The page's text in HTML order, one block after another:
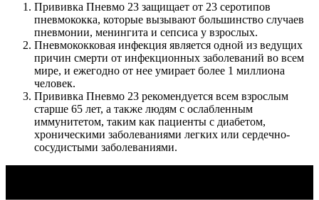
Прививка Пневмо 23 защищает от 23 серотипов
пневмококка, которые вызывают большинство случаев
пневмонии, менингита и сепсиса у взрослых.
Пневмококковая инфекция является одной из ведущих
причин смерти от инфекционных заболеваний во всем
мире, и ежегодно от нее умирает более 1 миллиона
человек.
Прививка Пневмо 23 рекомендуется всем взрослым
старше 65 лет, а также людям с ослабленным
иммунитетом, таким как пациенты с диабетом,
хроническими заболеваниями легких или сердечно-
сосудистыми заболеваниями.